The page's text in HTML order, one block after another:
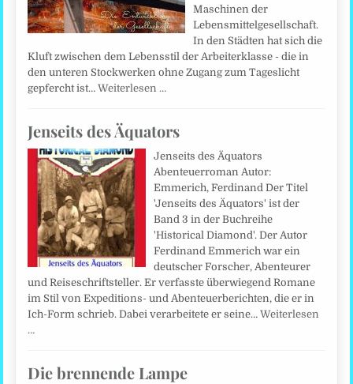
Maschinen der
Lebensmittelgesellschaft.
In den Städten hat sich die
Kluft zwischen dem Lebensstil der Arbeiterklasse - die in
den unteren Stockwerken ohne Zugang zum Tageslicht
gepfercht ist…Weiterlesen …
Jenseits des Äquators
Jenseits des Äquators
Abenteuerroman Autor:
Emmerich, Ferdinand Der Titel
'Jenseits des Äquators' ist der
Band 3 in der Buchreihe
'Historical Diamond'. Der Autor
Ferdinand Emmerich war ein
deutscher Forscher, Abenteurer
und Reiseschriftsteller. Er verfasste überwiegend Romane
im Stil von Expeditions- und Abenteuerberichten, die er in
Ich-Form schrieb. Dabei verarbeitete er seine…Weiterlesen
…
Die brennende Lampe